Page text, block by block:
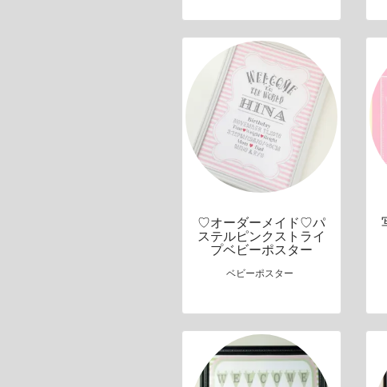
♡オーダーメイド♡パ
ステルピンクストライ
プベビーポスター
ベビーポスター